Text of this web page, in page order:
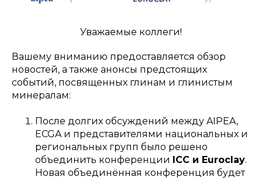
Уважаемые коллеги!
Вашему вниманию предоставляется обзор
новостей, а также анонсы предстоящих
событий, посвященных глинам и глинистым
минералам:
После долгих обсуждений между AIPEA,
ECGA и представителями национальных и
региональных групп было решено
объединить конференции ICC и Euroclay.
Новая объединённая конференция будет